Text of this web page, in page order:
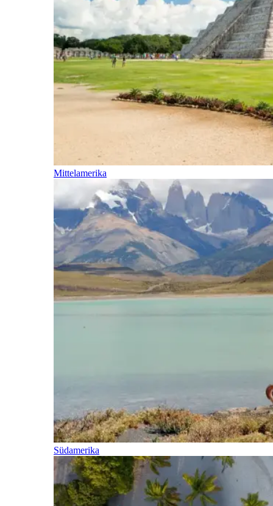
Mittelamerika
Südamerika